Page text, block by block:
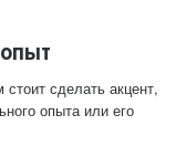
сделать акцент,
опыта или его